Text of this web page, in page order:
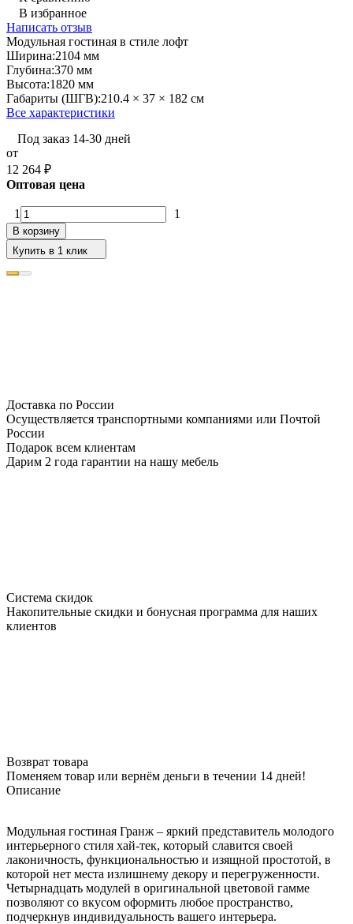
В избранное
Написать отзыв
Модульная гостиная в стиле лофт
Ширина:2104 мм
Глубина:370 мм
Высота:1820 мм
Габариты (ШГВ):210.4 × 37 × 182 см
Все характеристики
Под заказ 14-30 дней
от
12 264 ₽
Оптовая цена
1 1
В корзину
Купить в 1 клик
Доставка по России
Осуществляется транспортными компаниями или Почтой
России
Подарок всем клиентам
Дарим 2 года гарантии на нашу мебель
Система скидок
Накопительные скидки и бонусная программа для наших
клиентов
Возврат товара
Поменяем товар или вернём деньги в течении 14 дней!
Описание
Модульная гостиная Гранж – яркий представитель молодого
интерьерного стиля хай-тек, который славится своей
лаконичность, функциональностью и изящной простотой, в
которой нет места излишнему декору и перегруженности.
Четырнадцать модулей в оригинальной цветовой гамме
позволяют со вкусом оформить любое пространство,
подчеркнув индивидуальность вашего интерьера.